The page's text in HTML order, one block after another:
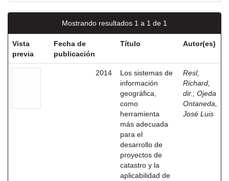
Mostrando resultados 1 a 1 de 1
Vista
previa
Fecha de
publicación
Título Autor(es)
2014
Los sistemas de
información
geográfica,
como
herramienta
más adecuada
para el
desarrollo de
proyectos de
catastro y la
aplicabilidad de
Resl,
Richard,
dir. ; Ojeda
Ontaneda,
José Luis